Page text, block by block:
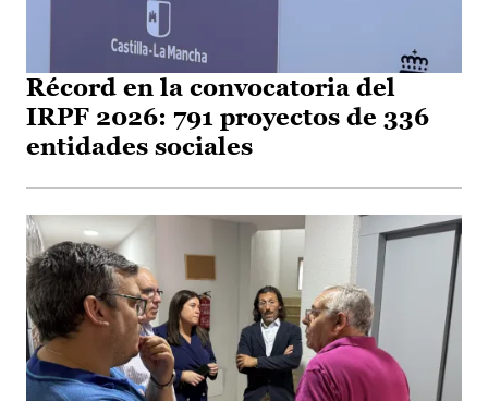
Récord en la convocatoria del
IRPF 2026: 791 proyectos de 336
entidades sociales